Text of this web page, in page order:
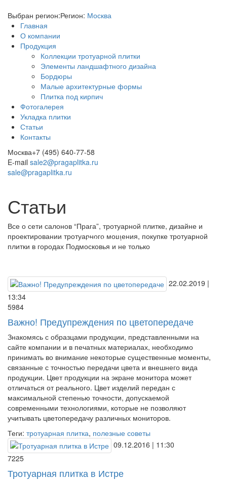
Выбран регион:Регион: Москва
Главная
О компании
Продукция
Коллекции тротуарной плитки
Элементы ландшафтного дизайна
Бордюры
Малые архитектурные формы
Плитка под кирпич
Фотогалерея
Укладка плитки
Статьи
Контакты
Москва+7 (495) 640-77-58
E-mail sale2@pragaplitka.ru
sale@pragaplitka.ru
Статьи
Все о сети салонов “Прага”, тротуарной плитке, дизайне и
проектировании тротуарного мощения, покупке тротуарной
плитки в городах Подмосковья и не только
22.02.2019 |
13:34
5984
Важно! Предупреждения по цветопередаче
Знакомясь с образцами продукции, представленными на
сайте компании и в печатных материалах, необходимо
принимать во внимание некоторые существенные моменты,
связанные с точностью передачи цвета и внешнего вида
продукции. Цвет продукции на экране монитора может
отличаться от реального. Цвет изделий передан с
максимальной степенью точности, допускаемой
современными технологиями, которые не позволяют
учитывать цветопередачу различных мониторов.
Теги: тротуарная плитка, полезные советы
09.12.2016 | 11:30
7225
Тротуарная плитка в Истре